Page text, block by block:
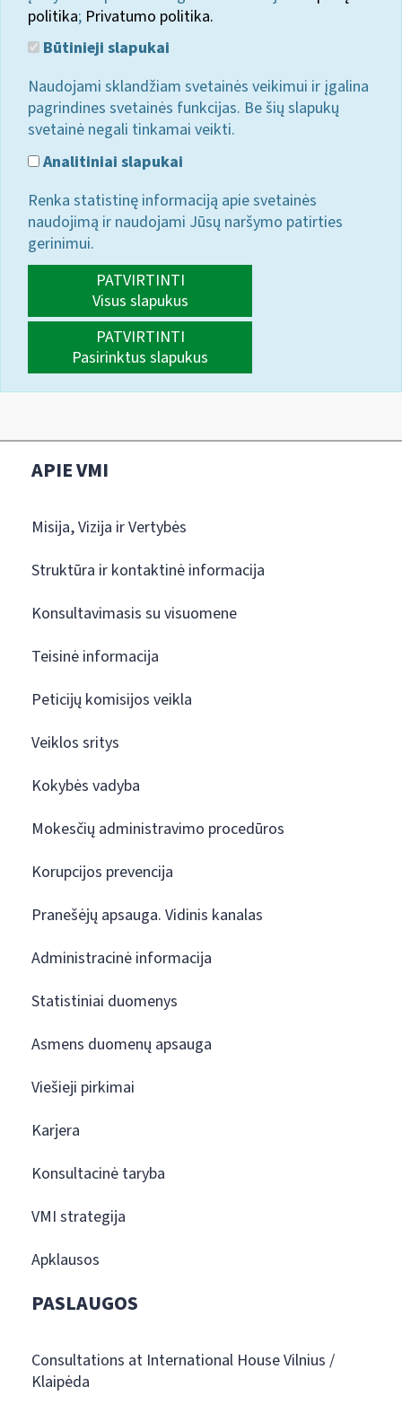
politika; Privatumo politika.
Būtinieji slapukai
Naudojami sklandžiam svetainės veikimui ir įgalina
pagrindines svetainės funkcijas. Be šių slapukų
svetainė negali tinkamai veikti.
Analitiniai slapukai
Renka statistinę informaciją apie svetainės
naudojimą ir naudojami Jūsų naršymo patirties
gerinimui.
PATVIRTINTI
Visus slapukus
PATVIRTINTI
Pasirinktus slapukus
APIE VMI
Misija, Vizija ir Vertybės
Struktūra ir kontaktinė informacija
Konsultavimasis su visuomene
Teisinė informacija
Peticijų komisijos veikla
Veiklos sritys
Kokybės vadyba
Mokesčių administravimo procedūros
Korupcijos prevencija
Pranešėjų apsauga. Vidinis kanalas
Administracinė informacija
Statistiniai duomenys
Asmens duomenų apsauga
Viešieji pirkimai
Karjera
Konsultacinė taryba
VMI strategija
Apklausos
PASLAUGOS
Consultations at International House Vilnius /
Klaipėda